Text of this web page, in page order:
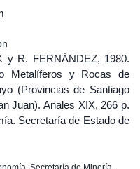
y R. FERNÁNDEZ, 1980.
Metalíferos y Rocas de
(Provincias de Santiago
Juan). Anales XIX, 266 p.
Secretaría de Estado de